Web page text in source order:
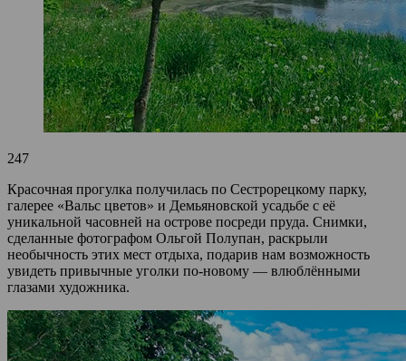
247
Красочная прогулка получилась по Сестрорецкому парку,
галерее «Вальс цветов» и Демьяновской усадьбе с её
уникальной часовней на острове посреди пруда. Снимки,
сделанные фотографом Ольгой Полупан, раскрыли
необычность этих мест отдыха, подарив нам возможность
увидеть привычные уголки по-новому — влюблёнными
глазами художника.